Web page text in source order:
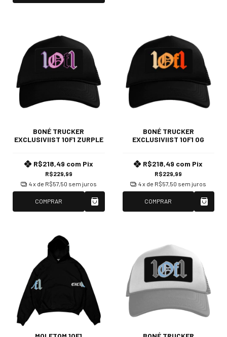
BONÉ TRUCKER
EXCLUSIVIIST 1OF1 ZURPLE
R$229,99
R$218,49 com Pix
4x de R$57,50 sem juros
COMPRAR
BONÉ TRUCKER
EXCLUSIVIIST 1OF1 OG
R$229,99
R$218,49 com Pix
4x de R$57,50 sem juros
COMPRAR